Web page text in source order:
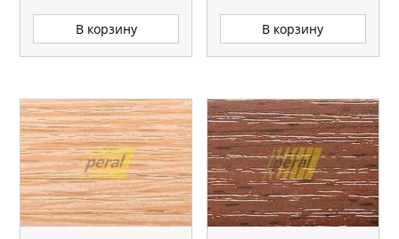
В корзину В корзину